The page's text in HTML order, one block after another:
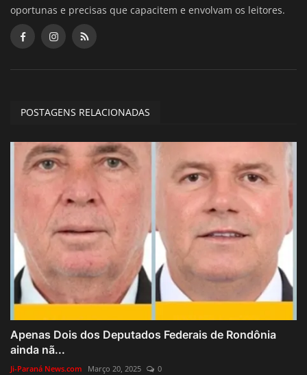
oportunas e precisas que capacitem e envolvam os leitores.
POSTAGENS RELACIONADAS
Apenas Dois dos Deputados Federais de Rondônia
ainda nã...
Ji-Paraná News.com Março 20, 2025 0